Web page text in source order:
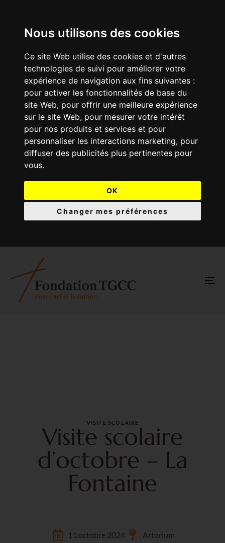
Nous utilisons des cookies
Ce site Web utilise des cookies et d'autres
technologies de suivi pour améliorer votre
expérience de navigation aux fins suivantes :
pour activer les fonctionnalités de base du
site Web, pour offrir une meilleure expérience
sur le site Web, pour mesurer votre intérêt
pour nos produits et services et pour
personnaliser les interactions marketing, pour
diffuser des publicités plus pertinentes pour
vous.
OK
Changer mes préférences
VISITE SCOLAIRE
Visite scolaire
d’octobre – La
Fontaine
11 octobre 2024 Artorium